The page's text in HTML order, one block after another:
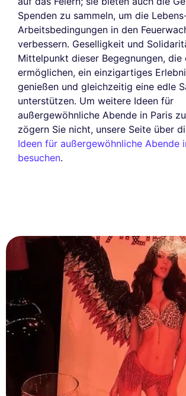
Spenden zu sammeln, um die
Arbeitsbedingungen in den
verbessern. Geselligkeit und
Mittelpunkt dieser Begegnungen, die
ermöglichen, ein einzigartiges
genießen und gleichzeitig eine edle
unterstützen. Um weitere Ideen für
außergewöhnliche Abende in Paris
zögern Sie nicht, unsere Seite über
Ideen für außergewöhnliche Abende
besuchen.